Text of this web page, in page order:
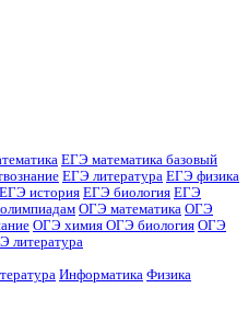
ЕГЭ математика базовый
ЕГЭ литература ЕГЭ физика
ЕГЭ история ЕГЭ биология ЕГЭ
ОГЭ математика ОГЭ
ОГЭ химия ОГЭ биология ОГЭ
литература
Информатика Физика